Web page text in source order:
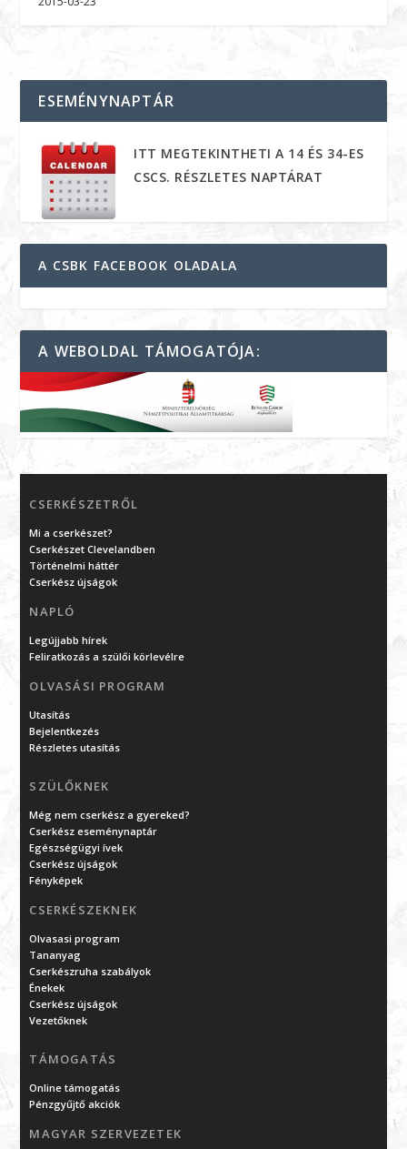
ESEMÉNYNAPTÁR
ITT MEGTEKINTHETI A 14 ÉS 34-ES
CSCS. RÉSZLETES NAPTÁRAT
A CSBK FACEBOOK OLADALA
A WEBOLDAL TÁMOGATÓJA:
CSERKÉSZETRŐL
Mi a cserkészet?
Cserkészet Clevelandben
Történelmi háttér
Cserkész újságok
NAPLÓ
Legújjabb hírek
Feliratkozás a szülői körlevélre
OLVASÁSI PROGRAM
Utasítás
Bejelentkezés
Részletes utasítás
SZÜLŐKNEK
Még nem cserkész a gyereked?
Cserkész eseménynaptár
Egészségügyi ívek
Cserkész újságok
Fényképek
CSERKÉSZEKNEK
Olvasasi program
Tananyag
Cserkészruha szabályok
Énekek
Cserkész újságok
Vezetőknek
TÁMOGATÁS
Online támogatás
Pénzgyűjtő akciók
MAGYAR SZERVEZETEK